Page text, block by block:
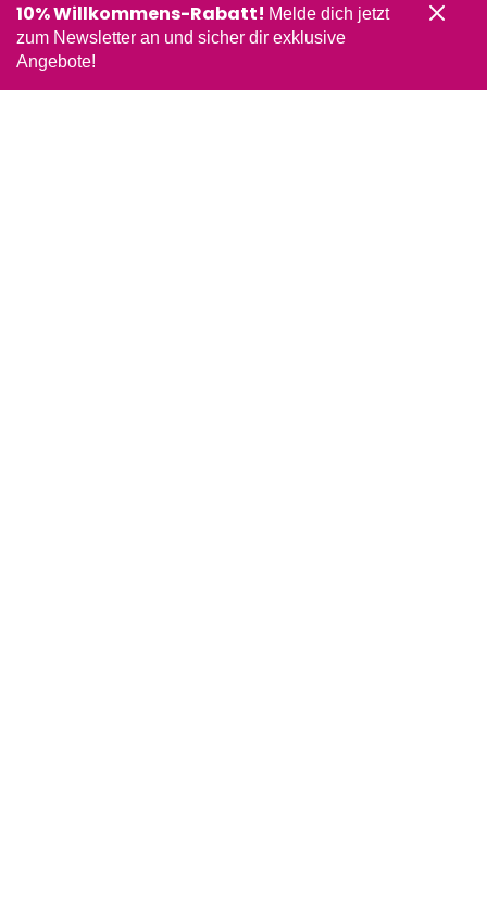
10% Willkommens-Rabatt! Melde dich jetzt
zum Newsletter an und sicher dir exklusive
Angebote!